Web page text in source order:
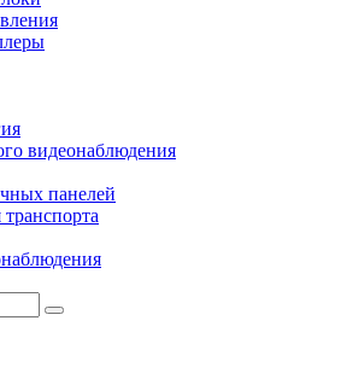
видеонаблюдения
панелей